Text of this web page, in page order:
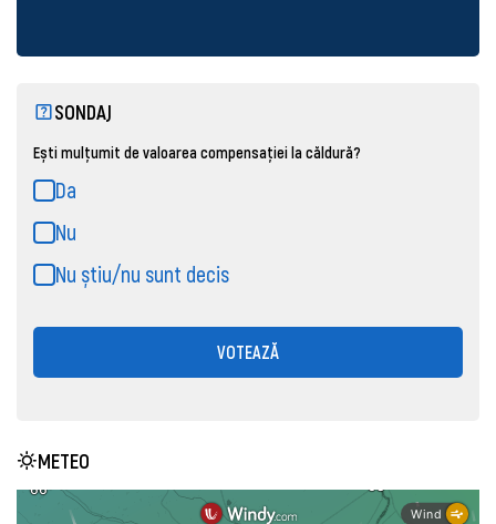
SONDAJ
Ești mulțumit de valoarea compensației la căldură?
Da
Nu
Nu știu/nu sunt decis
VOTEAZĂ
METEO